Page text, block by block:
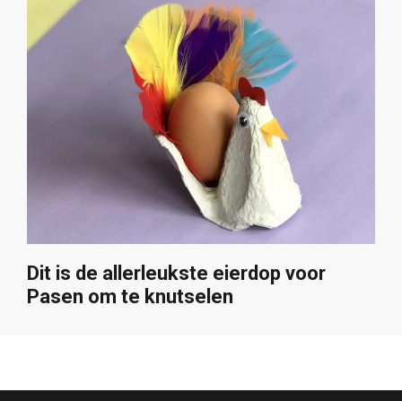
Dit is de allerleukste eierdop voor
Pasen om te knutselen